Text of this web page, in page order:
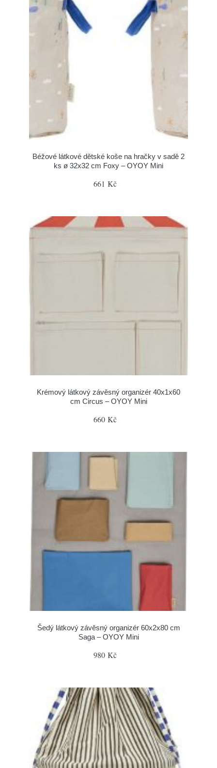
Béžové látkové dětské koše na hračky v sadě 2
ks ø 32x32 cm Foxy – OYOY Mini
661 Kč
Krémový látkový závěsný organizér 40x1x60
cm Circus – OYOY Mini
660 Kč
Šedý látkový závěsný organizér 60x2x80 cm
Saga – OYOY Mini
980 Kč